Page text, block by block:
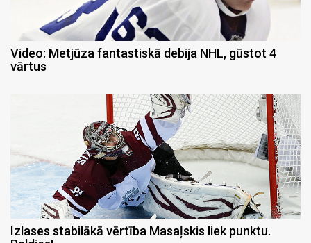
Video: Metjūza fantastiskā debija NHL, gūstot 4
vārtus
Izlases stabilākā vērtība Masaļskis liek punktu.